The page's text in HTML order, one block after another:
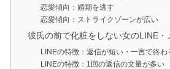
恋愛傾向：婚期を逃す
恋愛傾向：ストライクゾーンが広い
彼氏の前で化粧をしない女のLINE・
LINEの特徴：返信が短い・一言で終
LINEの特徴：1回の返信の文量が多い